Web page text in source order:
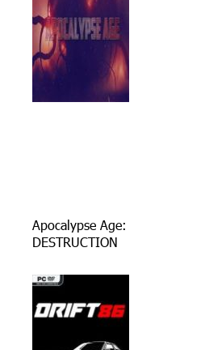
Apocalypse Age:
DESTRUCTION